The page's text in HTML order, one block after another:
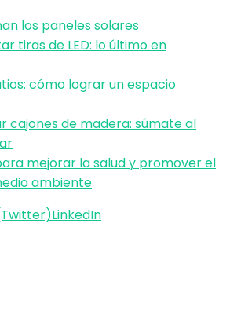
los paneles solares
tiras de LED: lo último en
cómo lograr un espacio
cajones de madera: súmate al
mejorar la salud y promover el
ambiente
LinkedIn